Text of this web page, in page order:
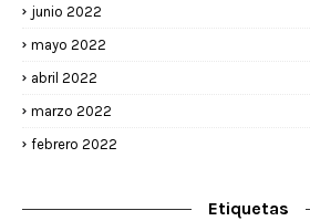
junio 2022
mayo 2022
abril 2022
marzo 2022
febrero 2022
Etiquetas